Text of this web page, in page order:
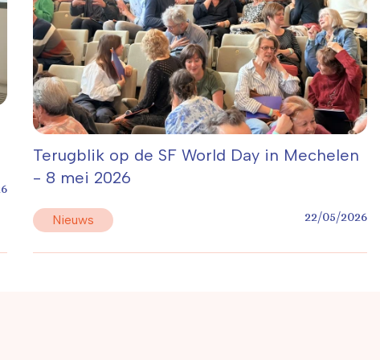
Terugblik op de SF World Day in Mechelen
- 8 mei 2026
Nieuws 22/05/2026